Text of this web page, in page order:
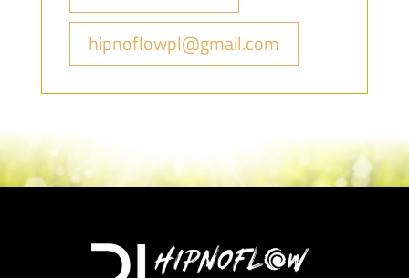
hipnoflowpl@gmail.com